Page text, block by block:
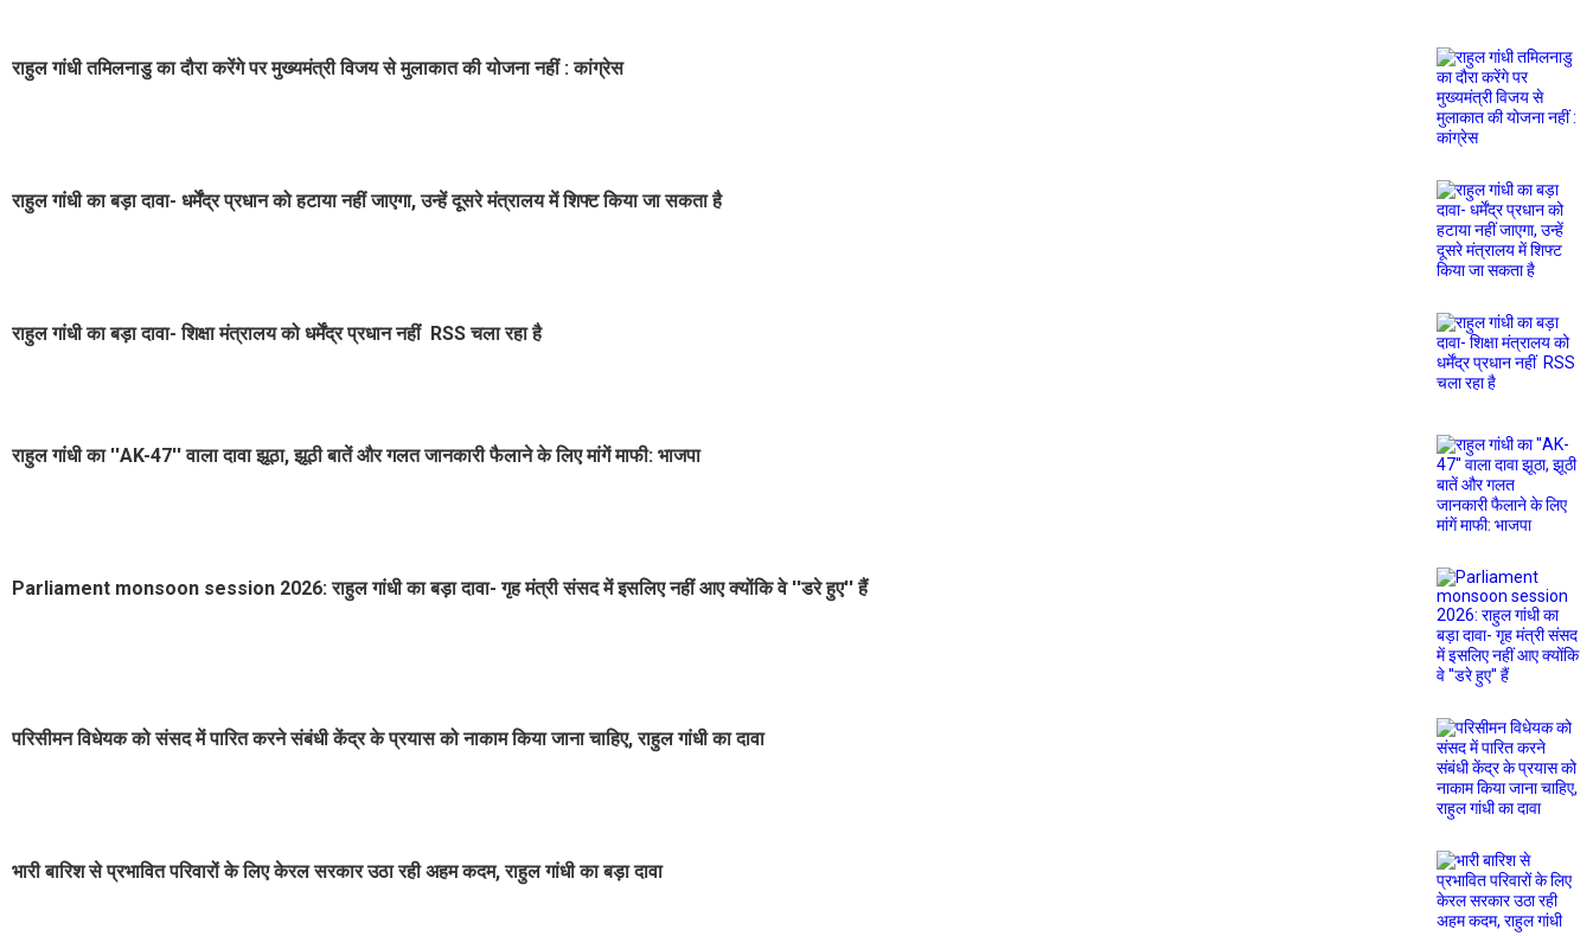
राहुल गांधी तमिलनाडु का दौरा करेंगे पर मुख्यमंत्री विजय से मुलाकात की योजना नहीं : कांग्रेस
राहुल गांधी का बड़ा दावा- धर्मेंद्र प्रधान को हटाया नहीं जाएगा, उन्हें दूसरे मंत्रालय में शिफ्ट किया जा सकता है
राहुल गांधी का बड़ा दावा- शिक्षा मंत्रालय को धर्मेंद्र प्रधान नहीं RSS चला रहा है
राहुल गांधी का ''AK-47'' वाला दावा झूठा, झूठी बातें और गलत जानकारी फैलाने के लिए मांगें माफी: भाजपा
Parliament monsoon session 2026: राहुल गांधी का बड़ा दावा- गृह मंत्री संसद में इसलिए नहीं आए क्योंकि वे ''डरे हुए'' हैं
परिसीमन विधेयक को संसद में पारित करने संबंधी केंद्र के प्रयास को नाकाम किया जाना चाहिए, राहुल गांधी का दावा
भारी बारिश से प्रभावित परिवारों के लिए केरल सरकार उठा रही अहम कदम, राहुल गांधी का बड़ा दावा